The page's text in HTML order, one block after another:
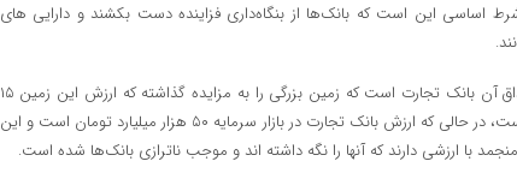
اساسی این است که بانک‌ها از بنگاه‌داری فزاینده دست بکشند و دارایی های
این کارشناس اقتصاد ادامه داد: مصداق آن بانک تجارت است که زمین بزرگی را به مزایده گذاشته که ارزش این زمین ۱۵
هزار هزار میلیارد تومان اعلام شده است، در حالی که ارزش بانک تجارت در بازار سرمایه ۵۰ هزار میلیارد تومان است و این
با ارزشی دارند که آنها را نگه داشته اند و موجب ناترازی بانک‌ها شده است.